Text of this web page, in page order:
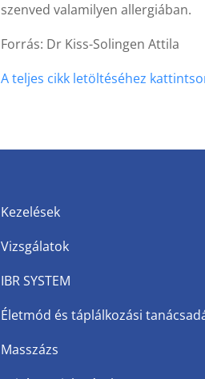
szenved valamilyen allergiában.
Forrás: Dr Kiss-Solingen Attila
A teljes cikk letöltéséhez
Kezelések
Vizsgálatok
IBR SYSTEM
Életmód és táplálkozási
Masszázs